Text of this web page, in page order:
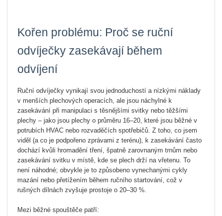
Kořen problému: Proč se ruční
odvíječky zasekávají během
odvíjení
Ruční odvíječky vynikají svou jednoduchostí a nízkými náklady
v menších plechových operacích, ale jsou náchylné k
zasekávání při manipulaci s těsnějšími svitky nebo těžšími
plechy – jako jsou plechy o průměru 16–20, které jsou běžné v
potrubích HVAC nebo rozvaděčích spotřebičů. Z toho, co jsem
viděl (a co je podpořeno zprávami z terénu), k zasekávání často
dochází kvůli hromadění tření, špatně zarovnaným trnům nebo
zasekávání svitku v místě, kde se plech drží na vřetenu. To
není náhodné; obvykle je to způsobeno vynechanými cykly
mazání nebo přetížením během ručního startování, což v
rušných dílnách zvyšuje prostoje o 20–30 %.
Mezi běžné spouštěče patří: